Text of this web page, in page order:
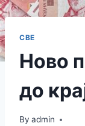
СВЕ
Ново
до
By admin